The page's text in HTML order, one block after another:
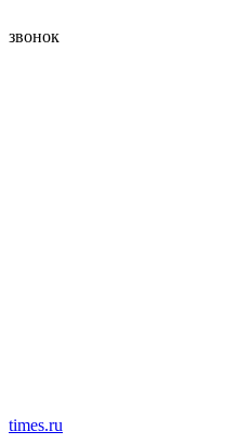
звонок
times.ru